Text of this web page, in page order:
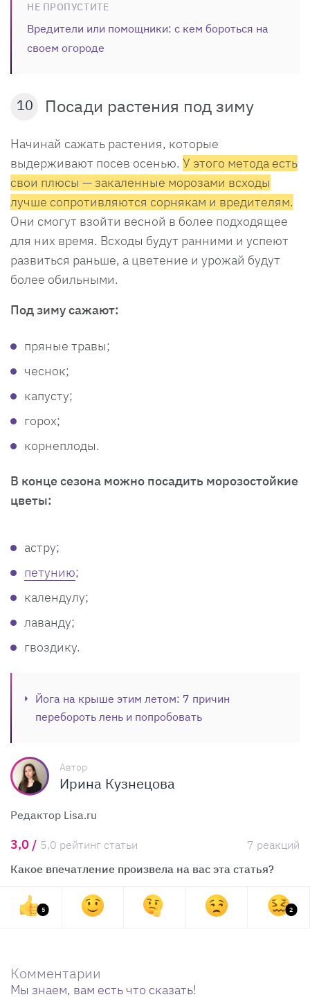
НЕ ПРОПУСТИТЕ
Вредители или помощники: с кем бороться на
своем огороде
10 Посади растения под зиму
Начинай сажать растения, которые
выдерживают посев осенью. У этого метода есть
свои плюсы — закаленные морозами всходы
лучше сопротивляются сорнякам и вредителям.
Они смогут взойти весной в более подходящее
для них время. Всходы будут ранними и успеют
развиться раньше, а цветение и урожай будут
более обильными.
Под зиму сажают:
пряные травы;
чеснок;
капусту;
горох;
корнеплоды.
В конце сезона можно посадить морозостойкие
цветы:
астру;
петунию;
календулу;
лаванду;
гвоздику.
Йога на крыше этим летом: 7 причин
перебороть лень и попробовать
Автор
Ирина Кузнецова
Редактор Lisa.ru
3,0 / 5,0 рейтинг статьи
7 реакций
Какое впечатление произвела на вас эта статья?
5 2
Комментарии
Мы знаем, вам есть что сказать!